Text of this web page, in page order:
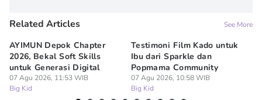
Related Articles See More
AYIMUN Depok Chapter
2026, Bekal Soft Skills
untuk Generasi Digital
07 Agu 2026, 11:53 WIB
Big Kid
Testimoni Film Kado untuk
Ibu dari Sparkle dan
Popmama Community
07 Agu 2026, 10:58 WIB
Big Kid